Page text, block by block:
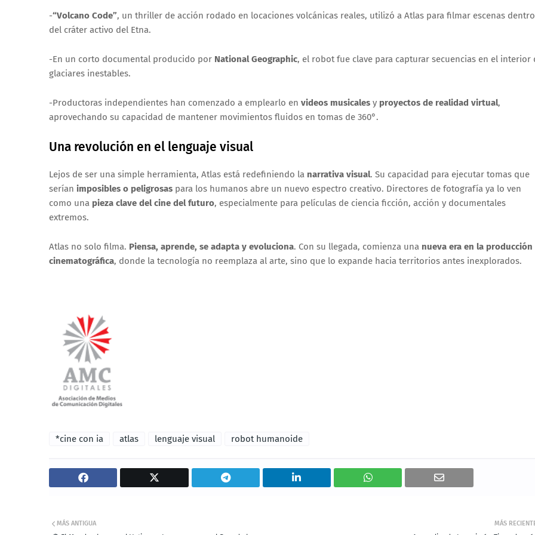
-“Volcano Code”, un thriller de acción rodado en locaciones volcánicas reales, utilizó a Atlas para filmar escenas dentro
del cráter activo del Etna.
-En un corto documental producido por National Geographic, el robot fue clave para capturar secuencias en el interior
glaciares inestables.
-Productoras independientes han comenzado a emplearlo en videos musicales y proyectos de realidad virtual,
aprovechando su capacidad de mantener movimientos fluidos en tomas de 360°.
Una revolución en el lenguaje visual
Lejos de ser una simple herramienta, Atlas está redefiniendo la narrativa visual. Su capacidad para ejecutar tomas que
serían imposibles o peligrosas para los humanos abre un nuevo espectro creativo. Directores de fotografía ya lo ven
como una pieza clave del cine del futuro, especialmente para películas de ciencia ficción, acción y documentales
extremos.
Atlas no solo filma. Piensa, aprende, se adapta y evoluciona. Con su llegada, comienza una nueva era en la producción
cinematográfica, donde la tecnología no reemplaza al arte, sino que lo expande hacia territorios antes inexplorados.
*cine con ia atlas lenguaje visual robot humanoide
MÁS
MÁS ANTIGUA